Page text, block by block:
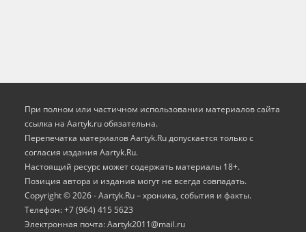
При полном или частичном использовании материалов сайта
ссылка на Aartyk.ru oбязательна.
Перепечатка материалов Aartyk.Ru допускается только с
согласия издания Aartyk.Ru.
Настоящий ресурс может содержать материалы 18+.
Позиция автора и издания могут не всегда совпадать.
Copyright © 2026 - Aartyk.Ru – хроника, события и факты.
Телефон: +7 (964) 415 5623
Электронная почта: Aartyk2011@mail.ru